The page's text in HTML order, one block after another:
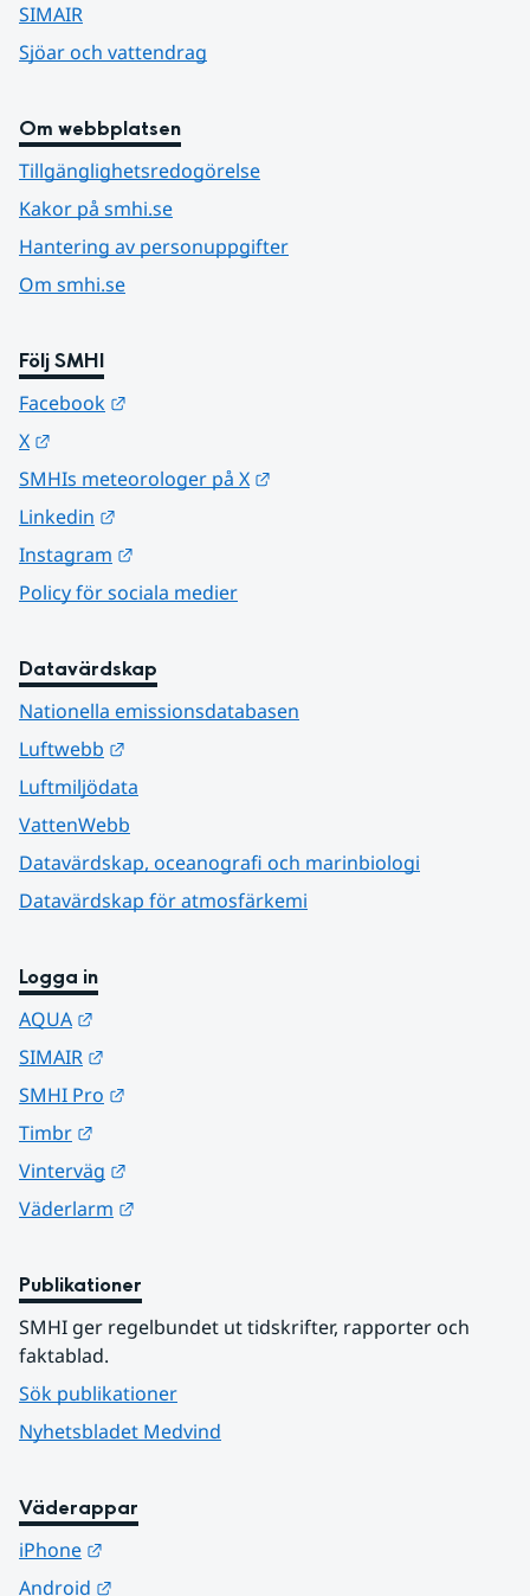
SIMAIR
Sjöar och vattendrag
Om webbplatsen
Tillgänglighetsredogörelse
Kakor på smhi.se
Hantering av personuppgifter
Om smhi.se
Följ SMHI
Facebook
X
SMHIs meteorologer på X
Linkedin
Instagram
Policy för sociala medier
Datavärdskap
Nationella emissionsdatabasen
Luftwebb
Luftmiljödata
VattenWebb
Datavärdskap, oceanografi och marinbiologi
Datavärdskap för atmosfärkemi
Logga in
AQUA
SIMAIR
SMHI Pro
Timbr
Vinterväg
Väderlarm
Publikationer
SMHI ger regelbundet ut tidskrifter, rapporter och
faktablad.
Sök publikationer
Nyhetsbladet Medvind
Väderappar
iPhone
Android